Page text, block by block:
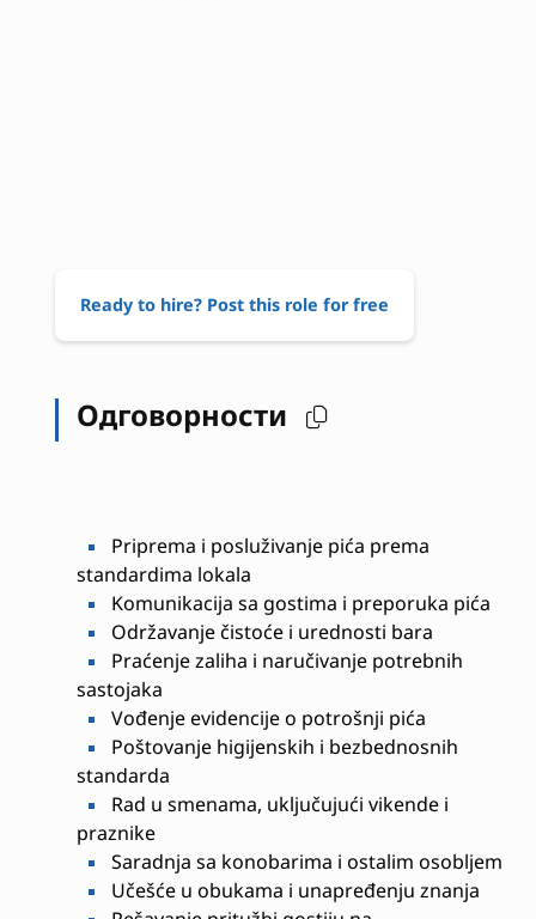
Ready to hire? Post this role for free
Одговорности
Priprema i posluživanje pića prema
standardima lokala
Komunikacija sa gostima i preporuka pića
Održavanje čistoće i urednosti bara
Praćenje zaliha i naručivanje potrebnih
sastojaka
Vođenje evidencije o potrošnji pića
Poštovanje higijenskih i bezbednosnih
standarda
Rad u smenama, uključujući vikende i
praznike
Saradnja sa konobarima i ostalim osobljem
Učešće u obukama i unapređenju znanja